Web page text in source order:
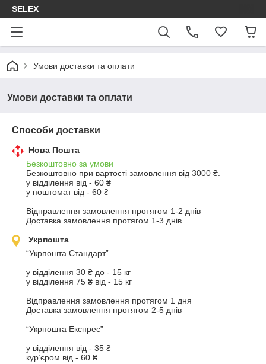
SELEX
Умови доставки та оплати
Умови доставки та оплати
Способи доставки
Нова Пошта
Безкоштовно за умови
Безкоштовно при вартості замовлення від 3000 ₴.
у відділення від - 60 ₴
у поштомат від - 60 ₴
Відправлення замовлення протягом 1-2 днів
Доставка замовлення протягом 1-3 днів
Укрпошта
“Укрпошта Стандарт”
у відділення 30 ₴ до - 15 кг
у відділення 75 ₴ від - 15 кг
Відправлення замовлення протягом 1 дня
Доставка замовлення протягом 2-5 днів
“Укрпошта Експрес”
у відділення від - 35 ₴
кур’єром від - 60 ₴